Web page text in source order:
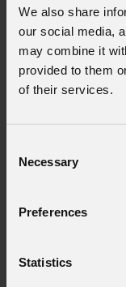
We also share
our social media,
may combine it
provided to them
of their services.
Selection
Necessary
Preferences
Statistics
Order Code: